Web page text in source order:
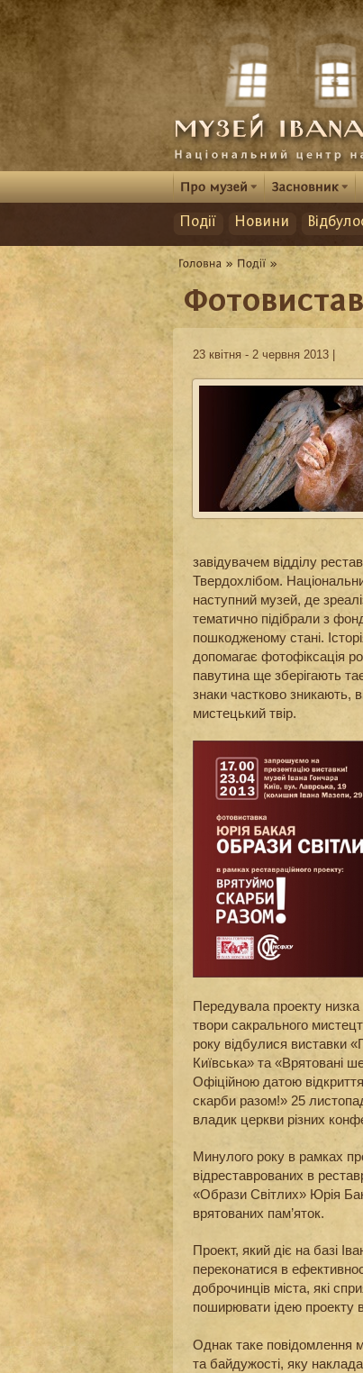
Події Новини
23 квітня - 2 червня 2013 |
завідувачем відділу
Твердохлібом.
наступний музей, де
тематично підібрали з
пошкодженому стані.
допомагає фотофіксація
павутина ще зберігають
знаки частково зникають,
мистецький твір.
Передувала проекту
твори сакрального
року відбулися виставки
Київська» та «Врятовані
Офіційною датою
скарби разом!» 25
владик церкви різних
Минулого року в рамках
відреставрованих в
«Образи Світлих» Юрія
врятованих пам’яток.
Проект, який діє на базі
переконатися в
доброчинців міста, які
поширювати ідею проекту в
Однак таке повідомлення
та байдужості, яку